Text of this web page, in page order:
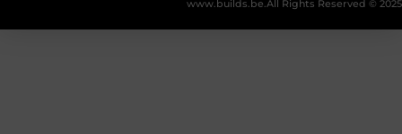
All Rights Reserved © 2025
www.builds.be.